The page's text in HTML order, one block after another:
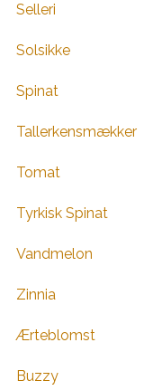
Selleri
Solsikke
Spinat
Tallerkensmækker
Tomat
Tyrkisk Spinat
Vandmelon
Zinnia
Ærteblomst
Buzzy